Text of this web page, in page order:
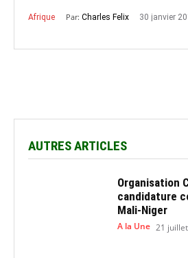
Afrique Par: Charles Felix 30 janvier
AUTRES ARTICLES
Organisation
candidature
Mali-Niger
A la Une 21